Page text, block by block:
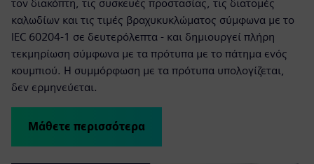
τον διακόπτη, τις συσκευές προστασίας, τις διατομές
καλωδίων και τις τιμές βραχυκυκλώματος σύμφωνα με το
IEC 60204-1 σε δευτερόλεπτα - και δημιουργεί πλήρη
τεκμηρίωση σύμφωνα με τα πρότυπα με το πάτημα ενός
κουμπιού. Η συμμόρφωση με τα πρότυπα υπολογίζεται,
δεν ερμηνεύεται.
Μάθετε περισσότερα